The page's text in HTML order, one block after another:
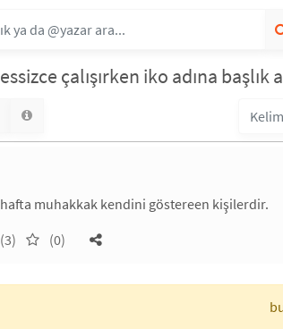
çalışırken iko adına başlık
muhakkak kendini göstereen kişilerdir.
(3)
(0)